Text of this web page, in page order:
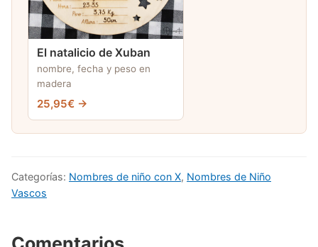
El natalicio de Xuban
nombre, fecha y peso en
madera
25,95€ →
Categorías: Nombres de niño con X, Nombres de Niño
Vascos